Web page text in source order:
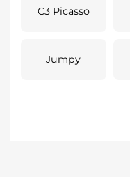
C3 Picasso
Jumpy